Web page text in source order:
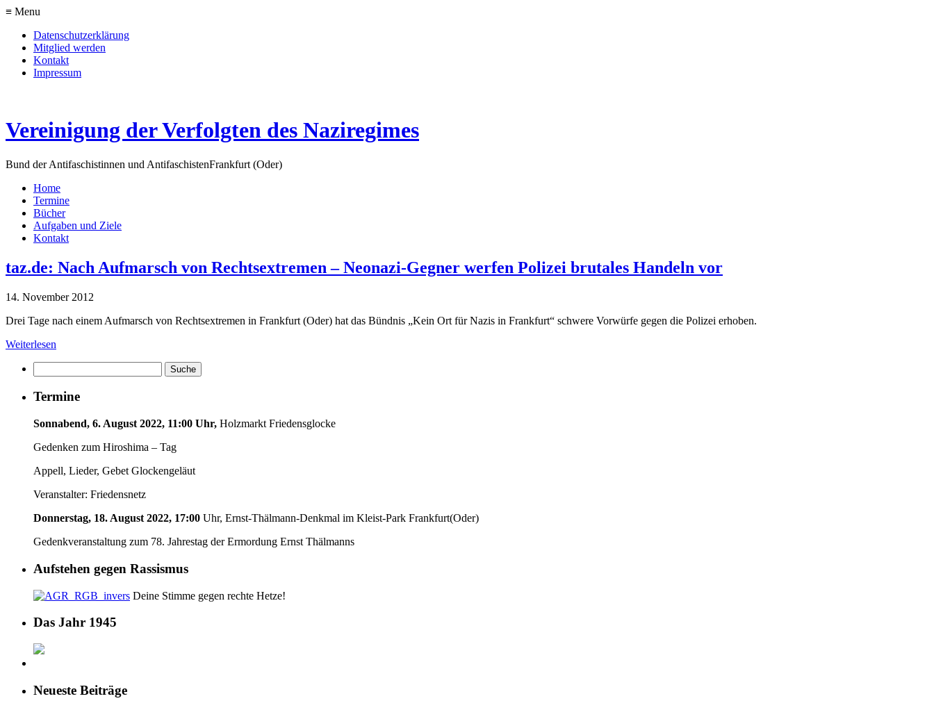
≡ Menu
Datenschutzerklärung
Mitglied werden
Kontakt
Impressum
Vereinigung der Verfolgten des Naziregimes
Bund der Antifaschistinnen und AntifaschistenFrankfurt (Oder)
Home
Termine
Bücher
Aufgaben und Ziele
Kontakt
taz.de: Nach Aufmarsch von Rechtsextremen – Neonazi-Gegner werfen Polizei brutales Handeln vor
14. November 2012
Drei Tage nach einem Aufmarsch von Rechtsextremen in Frankfurt (Oder) hat das Bündnis „Kein Ort für Nazis in Frankfurt“ schwere Vorwürfe gegen die Polizei erhoben.
Weiterlesen
Termine
Sonnabend, 6. August 2022, 11:00 Uhr, Holzmarkt Friedensglocke
Gedenken zum Hiroshima – Tag
Appell, Lieder, Gebet Glockengeläut
Veranstalter: Friedensnetz
Donnerstag, 18. August 2022, 17:00 Uhr, Ernst-Thälmann-Denkmal im Kleist-Park Frankfurt(Oder)
Gedenkveranstaltung zum 78. Jahrestag der Ermordung Ernst Thälmanns
Aufstehen gegen Rassismus
Deine Stimme gegen rechte Hetze!
Das Jahr 1945
Neueste Beiträge